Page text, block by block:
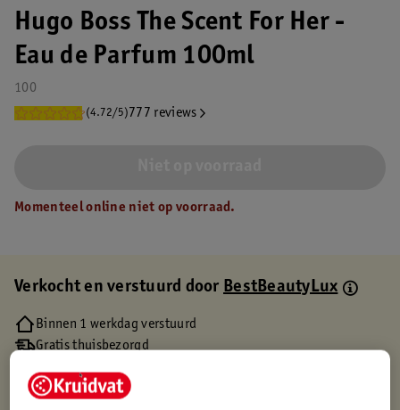
Hugo Boss The Scent For Her -
Eau de Parfum 100ml
100
(4.72/5) 777 reviews
Momenteel online niet op voorraad.
Verkocht en verstuurd doorBestBeautyLux
Binnen 1 werkdag verstuurd
Gratis thuisbezorgd
Gratis punten met je Kruidvat kaart